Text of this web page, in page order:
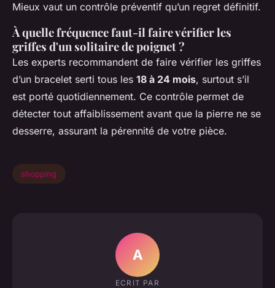
Mieux vaut un contrôle préventif qu’un regret définitif.
À quelle fréquence faut-il faire vérifier les
griffes d'un solitaire de poignet ?
Les experts recommandent de faire vérifier les griffes
d’un bracelet serti tous les 18 à 24 mois, surtout s’il
est porté quotidiennement. Ce contrôle permet de
détecter tout affaiblissement avant que la pierre ne se
desserre, assurant la pérennité de votre pièce.
shopping
A
ECRIT PAR